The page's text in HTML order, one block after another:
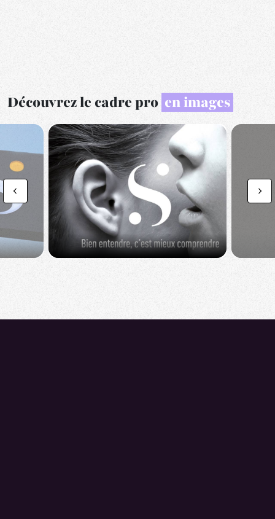
Découvrez le cadre pro en images
Previous